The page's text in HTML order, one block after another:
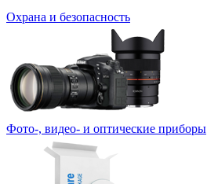
Охрана и безопасность
Фото-, видео- и оптические приборы